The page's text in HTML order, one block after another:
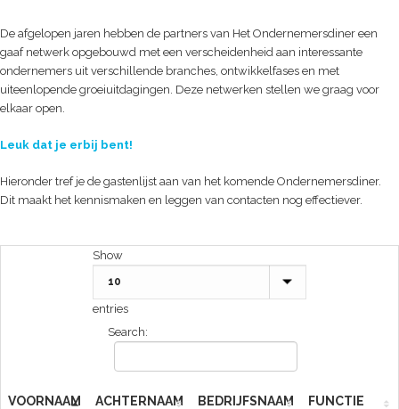
De afgelopen jaren hebben de partners van Het Ondernemersdiner een
gaaf netwerk opgebouwd met een verscheidenheid aan interessante
ondernemers uit verschillende branches, ontwikkelfases en met
uiteenlopende groeiuitdagingen. Deze netwerken stellen we graag voor
elkaar open.
Leuk dat je erbij bent!
Hieronder tref je de gastenlijst aan van het komende Ondernemersdiner.
Dit maakt het kennismaken en leggen van contacten nog effectiever.
Show
entries
Search:
VOORNAAM ACHTERNAAM BEDRIJFSNAAM FUNCTIE